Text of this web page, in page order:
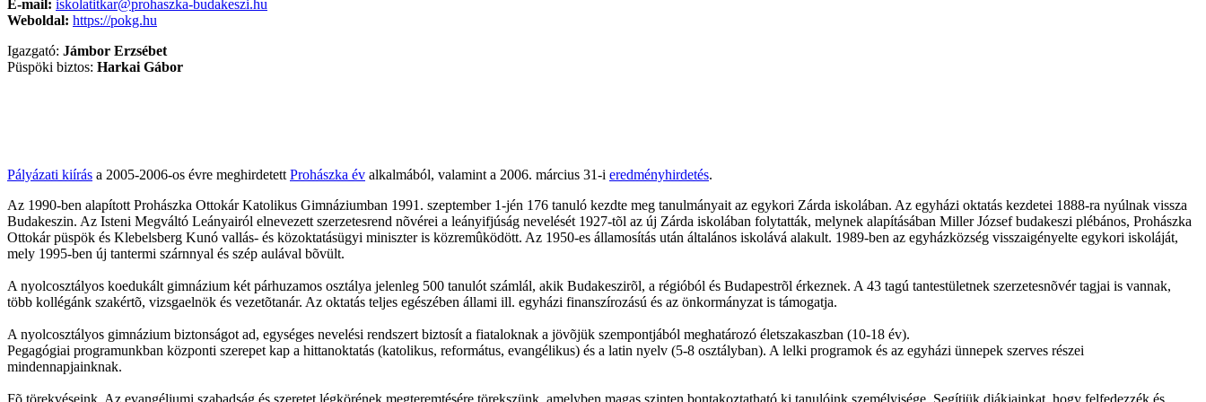
E-mail: iskolatitkar@prohaszka-budakeszi.hu
Weboldal: https://pokg.hu
Igazgató: Jámbor Erzsébet
Püspöki biztos: Harkai Gábor
Pályázati kiírás a 2005-2006-os évre meghirdetett Prohászka év alkalmából, valamint a 2006. március 31-i eredményhirdetés.
Az 1990-ben alapított Prohászka Ottokár Katolikus Gimnáziumban 1991. szeptember 1-jén 176 tanuló kezdte meg tanulmányait az egykori Zárda iskolában. Az egyházi oktatás kezdetei 1888-ra nyúlnak vissza
Budakeszin. Az Isteni Megváltó Leányairól elnevezett szerzetesrend nõvérei a leányifjúság nevelését 1927-tõl az új Zárda iskolában folytatták, melynek alapításában Miller József budakeszi plébános, Prohászka
Ottokár püspök és Klebelsberg Kunó vallás- és közoktatásügyi miniszter is közremûködött. Az 1950-es államosítás után általános iskolává alakult. 1989-ben az egyházközség visszaigényelte egykori iskoláját,
mely 1995-ben új tantermi szárnnyal és szép aulával bõvült.
A nyolcosztályos koedukált gimnázium két párhuzamos osztálya jelenleg 500 tanulót számlál, akik Budakeszirõl, a régióból és Budapestrõl érkeznek. A 43 tagú tantestületnek szerzetesnõvér tagjai is vannak,
több kollégánk szakértõ, vizsgaelnök és vezetõtanár. Az oktatás teljes egészében állami ill. egyházi finanszírozású és az önkormányzat is támogatja.
A nyolcosztályos gimnázium biztonságot ad, egységes nevelési rendszert biztosít a fiataloknak a jövõjük szempontjából meghatározó életszakaszban (10-18 év).
Pegagógiai programunkban központi szerepet kap a hittanoktatás (katolikus, református, evangélikus) és a latin nyelv (5-8 osztályban). A lelki programok és az egyházi ünnepek szerves részei
mindennapjainknak.